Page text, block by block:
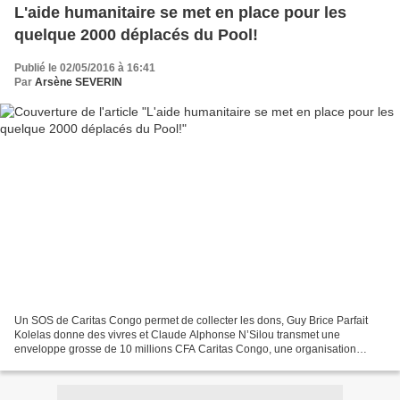
L'aide humanitaire se met en place pour les
quelque 2000 déplacés du Pool!
Publié le 02/05/2016 à 16:41
Par Arsène SEVERIN
Un SOS de Caritas Congo permet de collecter les dons, Guy Brice Parfait
Kolelas donne des vivres et Claude Alphonse N’Silou transmet une
enveloppe grosse de 10 millions CFA Caritas Congo, une organisation